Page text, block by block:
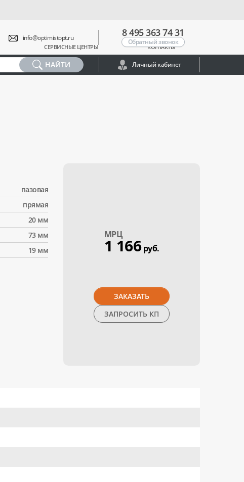
СЕРВИСНЫЕ ЦЕНТРЫ КОНТАКТЫ
info@optimistopt.ru 8 495 363 74 31
Обратный звонок
НАЙТИ Личный кабинет
пазовая
прямая
20 мм
73 мм
19 мм
МPЦ
1 166руб.
ЗАКАЗАТЬ
ЗАПРОСИТЬ КП